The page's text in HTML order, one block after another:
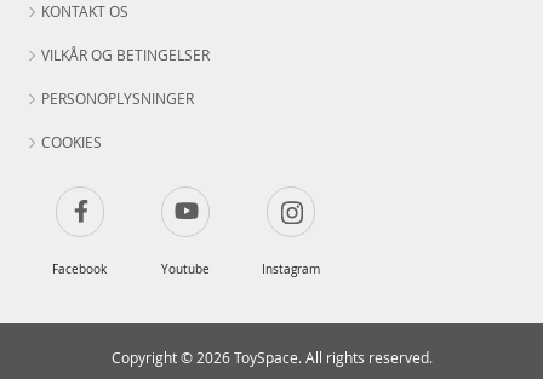
KONTAKT OS
VILKÅR OG BETINGELSER
PERSONOPLYSNINGER
COOKIES
Facebook Youtube Instagram
Copyright © 2026 ToySpace. All rights reserved.